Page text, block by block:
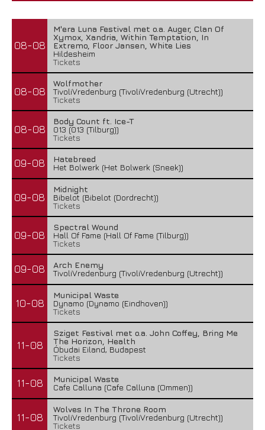
08-08
M'era Luna Festival met o.a. Auger, Clan Of
Xymox, Xandria, Within Temptation, In
Extremo, Floor Jansen, White Lies
Hildesheim
Tickets
08-08
Wolfmother
TivoliVredenburg (TivoliVredenburg (Utrecht))
Tickets
08-08
Body Count ft. Ice-T
013 (013 (Tilburg))
Tickets
09-08
Hatebreed
Het Bolwerk (Het Bolwerk (Sneek))
09-08
Midnight
Bibelot (Bibelot (Dordrecht))
Tickets
09-08
Spectral Wound
Hall Of Fame (Hall Of Fame (Tilburg))
Tickets
09-08
Arch Enemy
TivoliVredenburg (TivoliVredenburg (Utrecht))
10-08
Municipal Waste
Dynamo (Dynamo (Eindhoven))
Tickets
11-08
Sziget Festival met o.a. John Coffey, Bring Me
The Horizon, Health
Óbudai Eiland, Budapest
Tickets
11-08
Municipal Waste
Cafe Calluna (Cafe Calluna (Ommen))
11-08
Wolves In The Throne Room
TivoliVredenburg (TivoliVredenburg (Utrecht))
Tickets